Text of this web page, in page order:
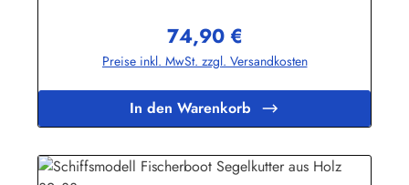
Zierde für jedes Büro, Kellerbar oder Wohnzimmer. Bitte
beachten Sie, dass das Schiffsmodell nicht schwimmfähig
ist.Länge ca. 60cm Höhe ca. 64cm
Regulärer Preis:
74,90 €
Preise inkl. MwSt. zzgl. Versandkosten
In den Warenkorb